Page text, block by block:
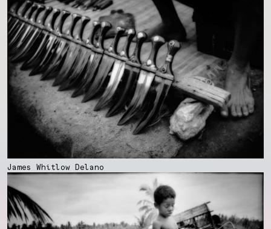
James Whitlow Delano